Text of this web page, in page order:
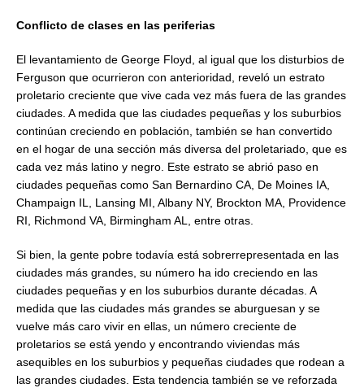
Conflicto de clases en las periferias
El levantamiento de George Floyd, al igual que los disturbios de
Ferguson que ocurrieron con anterioridad, reveló un estrato
proletario creciente que vive cada vez más fuera de las grandes
ciudades. A medida que las ciudades pequeñas y los suburbios
continúan creciendo en población, también se han convertido
en el hogar de una sección más diversa del proletariado, que es
cada vez más latino y negro. Este estrato se abrió paso en
ciudades pequeñas como San Bernardino CA, De Moines IA,
Champaign IL, Lansing MI, Albany NY, Brockton MA, Providence
RI, Richmond VA, Birmingham AL, entre otras.
Si bien, la gente pobre todavía está sobrerrepresentada en las
ciudades más grandes, su número ha ido creciendo en las
ciudades pequeñas y en los suburbios durante décadas. A
medida que las ciudades más grandes se aburguesan y se
vuelve más caro vivir en ellas, un número creciente de
proletarios se está yendo y encontrando viviendas más
asequibles en los suburbios y pequeñas ciudades que rodean a
las grandes ciudades. Esta tendencia también se ve reforzada